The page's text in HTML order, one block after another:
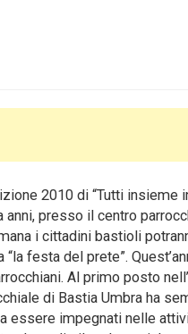
2010 di “Tutti
presso il centro
i cittadini bastioli
festa del prete”.
Al primo posto
di Bastia Umbra ha
essere impegnati nelle